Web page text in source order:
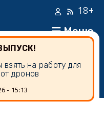
Меню
18+
на работу для
дронов
- 15:13